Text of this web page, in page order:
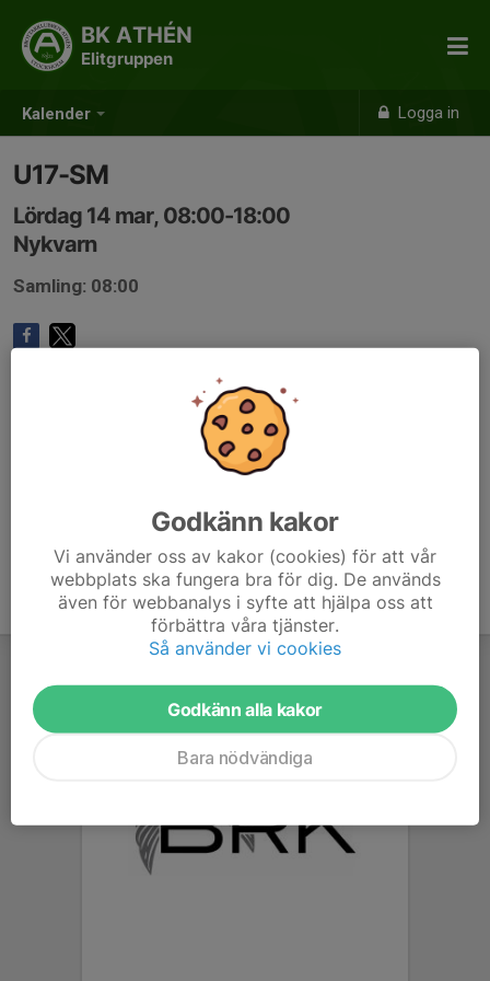
Kalender Logga in
BK ATHÉN
Elitgruppen
U17-SM
Lördag 14 mar, 08:00-18:00
Nykvarn
Samling: 08:00
Godkänn kakor
Vi använder oss av kakor (cookies) för att vår
webbplats ska fungera bra för dig. De används
även för webbanalys i syfte att hjälpa oss att
förbättra våra tjänster.
Så använder vi cookies
Godkänn alla kakor
Bara nödvändiga